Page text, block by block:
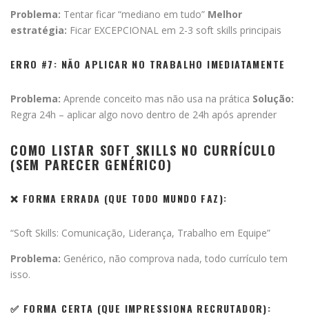
Problema: Tentar ficar “mediano em tudo” Melhor
estratégia: Ficar EXCEPCIONAL em 2-3 soft skills principais
ERRO #7: NÃO APLICAR NO TRABALHO IMEDIATAMENTE
Problema: Aprende conceito mas não usa na prática Solução:
Regra 24h – aplicar algo novo dentro de 24h após aprender
COMO LISTAR SOFT SKILLS NO CURRÍCULO
(SEM PARECER GENÉRICO)
❌ FORMA ERRADA (QUE TODO MUNDO FAZ):
“Soft Skills: Comunicação, Liderança, Trabalho em Equipe”
Problema: Genérico, não comprova nada, todo currículo tem
isso.
✅ FORMA CERTA (QUE IMPRESSIONA RECRUTADOR):